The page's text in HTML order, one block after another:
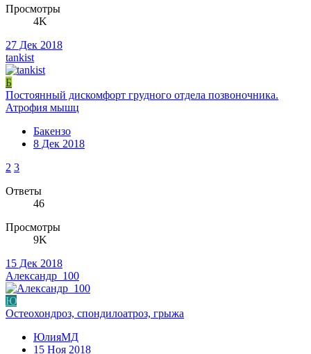
Просмотры
4K
27 Дек 2018
tankist
Б
Постоянный дискомфорт грудного отдела позвоночника.
Атрофия мышц
Бакензо
8 Дек 2018
2 3
Ответы
46
Просмотры
9K
15 Дек 2018
Александр_100
Ю
Остеохондроз, спондилоатроз, грыжа
ЮлияМД
15 Ноя 2018